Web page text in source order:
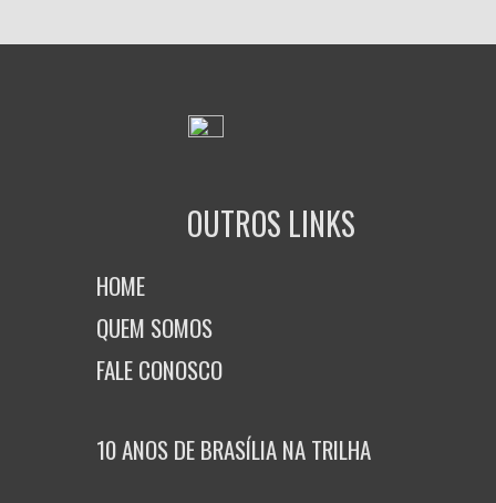
OUTROS LINKS
HOME
QUEM SOMOS
FALE CONOSCO
10 ANOS DE BRASÍLIA NA TRILHA